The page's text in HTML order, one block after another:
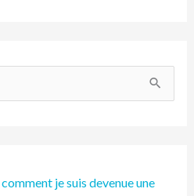
je suis devenue une